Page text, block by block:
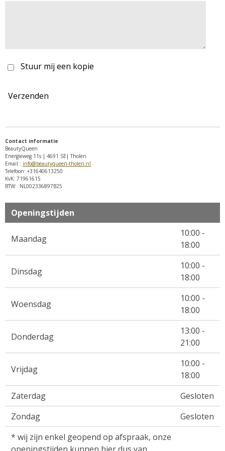
Stuur mij een kopie
Verzenden
Contact informatie
BeautyQueen
Energieweg 11s | 4691 SE| Tholen
Email : info@beautyqueen-tholen.nl
Telefoon: +31640613250
KvK: 71961615
BTW: NL002336897B25
Openingstijden
Maandag
10:00 -
18:00
Dinsdag
10:00 -
18:00
Woensdag
10:00 -
18:00
Donderdag
13:00 -
21:00
Vrijdag
10:00 -
18:00
Zaterdag
Gesloten
Zondag
Gesloten
* wij zijn enkel geopend op afspraak, onze